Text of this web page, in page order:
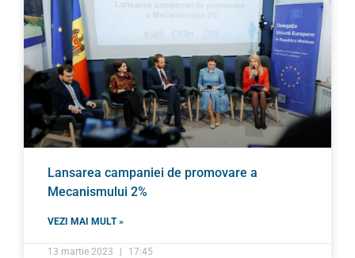
Lansarea campaniei de promovare a
Mecanismului 2%
VEZI MAI MULT »
13 martie 2023 17:45